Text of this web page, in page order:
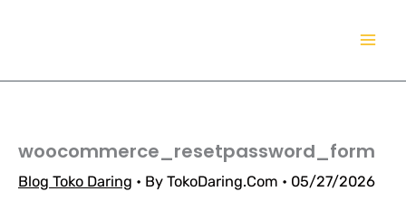
woocommerce_resetpassword_form
Blog Toko Daring • By TokoDaring.Com • 05/27/2026